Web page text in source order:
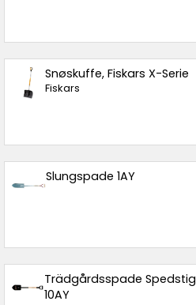
Snøskuffe, Fiskars X-Serie
Fiskars
Slungspade 1AY
Trädgårdsspade Spedstig
10AY